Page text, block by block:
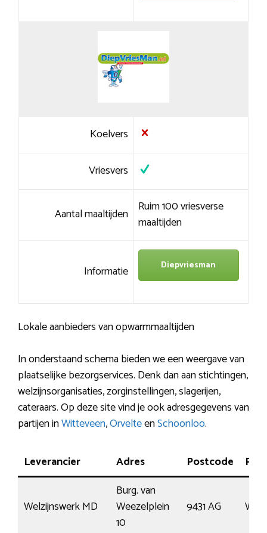
Koelvers
Vriesvers
Aantal maaltijden Ruim 100 vriesverse
maaltijden
Informatie Diepvriesman
Lokale aanbieders van opwarmmaaltijden
In onderstaand schema bieden we een weergave van
plaatselijke bezorgservices. Denk dan aan stichtingen,
welzijnsorganisaties, zorginstellingen, slagerijen,
cateraars. Op deze site vind je ook adresgegevens van
partijen inWitteveen,OrvelteenSchoonloo.
Leverancier Adres Postcode
Welzijnswerk MD
Burg. van
Weezelplein
10
9431 AG